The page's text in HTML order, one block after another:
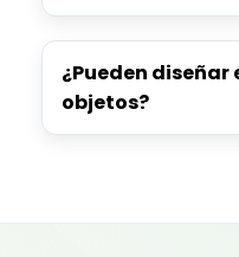
¿Pueden diseñar
objetos?